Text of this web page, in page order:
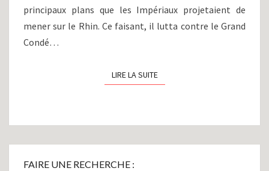
principaux plans que les Impériaux projetaient de
mener sur le Rhin. Ce faisant, il lutta contre le Grand
Condé…
LIRE LA SUITELIRE LA SUITE
FAIRE UNE RECHERCHE :